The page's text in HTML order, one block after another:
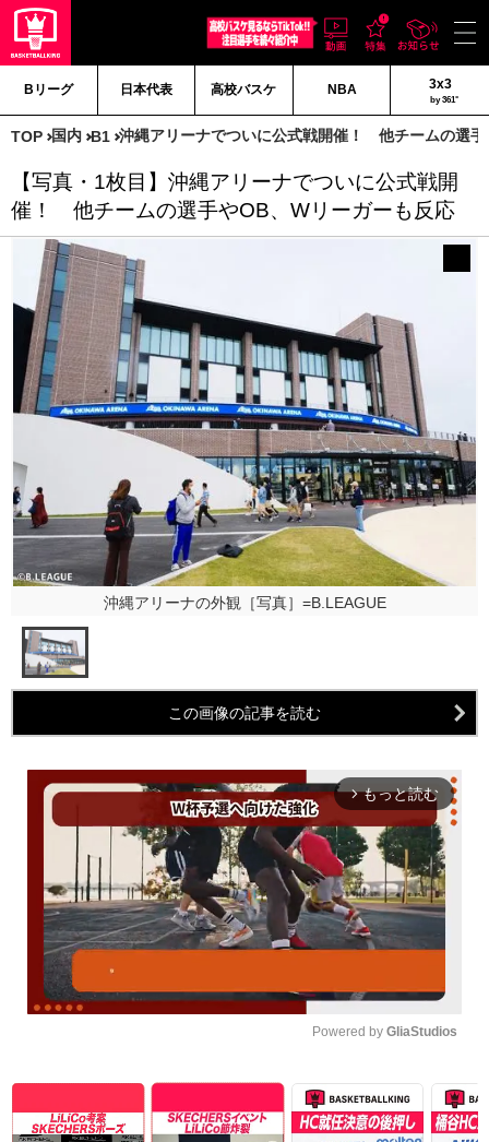
Bリーグ 日本代表 高校バスケ NBA 3x3
by 361°
TOP 国内 B1 沖縄アリーナでついに公式戦開催！ 他チームの選
【写真・1枚目】沖縄アリーナでついに公式戦開
催！ 他チームの選手やOB、Wリーガーも反応
沖縄アリーナの外観［写真］=B.LEAGUE
この画像の記事を読む
arrow_forward_ios もっと読む
Powered by GliaStudios